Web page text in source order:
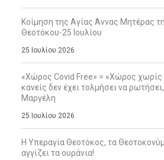
Κοίμηση της Αγίας Άννας Μητέρας
Θεοτόκου-25 Ιουλίου
25 Ιουλίου 2026
«Χώρος Covid Free» = «Χώρος χωρίς
κανείς δεν έχει τολμήσει να
Μαργέλη
25 Ιουλίου 2026
Η Υπεραγία Θεοτόκος, τα
αγγίζει τα ουράνια!